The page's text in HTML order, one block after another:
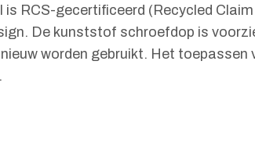
RCS-gecertificeerd (Recycled
De kunststof schroefdop is
worden gebruikt. Het